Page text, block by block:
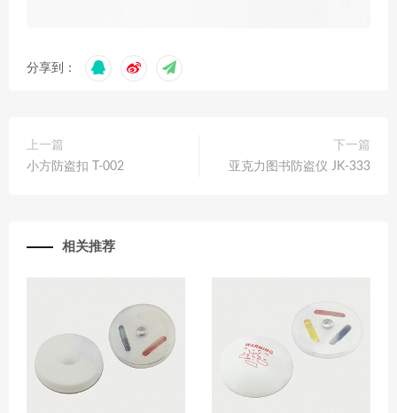
分享到：
上一篇
小方防盗扣 T-002
下一篇
亚克力图书防盗仪 JK-333
相关推荐